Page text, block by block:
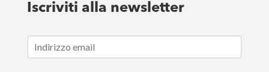
Iscriviti alla newsletter
m